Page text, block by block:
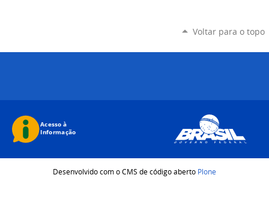
Voltar para o topo
Desenvolvido com o CMS de código aberto Plone